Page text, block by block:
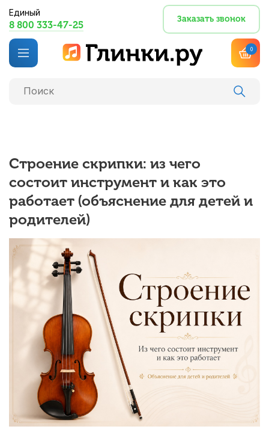
Единый
8 800 333-47-25
Заказать звонок
0
Строение скрипки: из чего
состоит инструмент и как это
работает (объяснение для детей и
родителей)